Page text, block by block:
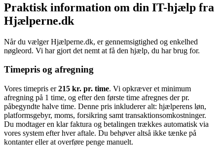
Praktisk information om din IT-hjælp fra
Hjælperne.dk
Når du vælger Hjælperne.dk, er gennemsigtighed og enkelhed
nøgleord. Vi har gjort det nemt at få den hjælp, du har brug for.
Timepris og afregning
Vores timepris er215 kr. pr. time. Vi opkræver et minimum
afregning på 1 time, og efter den første time afregnes der pr.
påbegyndte halve time. Denne pris inkluderer alt: hjælperens løn,
platformsgebyr, moms, forsikring samt transaktionsomkostninger.
Du modtager en klar faktura og betalingen trækkes automatisk via
vores system efter hver aftale. Du behøver altså ikke tænke på
kontanter eller at overføre penge manuelt.